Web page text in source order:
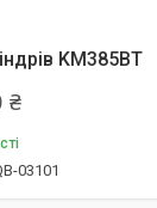
KM385BT
₴
03101